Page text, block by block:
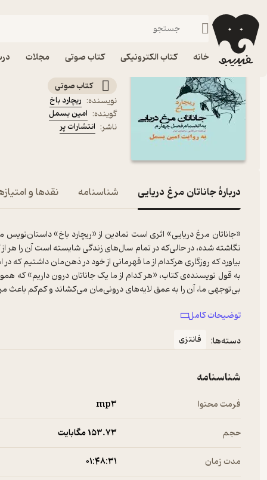
خانه کتاب الکترونیکی کتاب صوتی مجلات
فیدیبو کتاب صوتی
کتاب صوتی جاناتان
کتاب صوتی
نویسنده: ریچارد باخ
گوینده: امین بسمل
ناشر: انتشارات پر
دربارۀ جاناتان مرغ دریایی شناسنامه نقدها و
«جاناتان مرغ دریایی» اثری است نمادین از «ریچارد باخ»
نگاشته شده، در حالی‌که در تمام سال‌های زندگی شایسته است آن را هر
به قول نویسنده‌ی کتاب، «هر کدام از ما یک جاناتان درون داریم» که
آشنا به زبان انگلیسی درکی بهتر از کتاب داشته باشد و نکته‌ی
توضیحات کامل
دسته‌ها:
فانتزی
شناسنامه
فرمت محتوا mp۳
حجم 153.۷۳ مگابایت
مدت زمان ۰۱:۴۸:۳۱